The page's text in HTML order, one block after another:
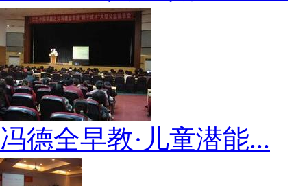
冯德全早教·儿童潜能...